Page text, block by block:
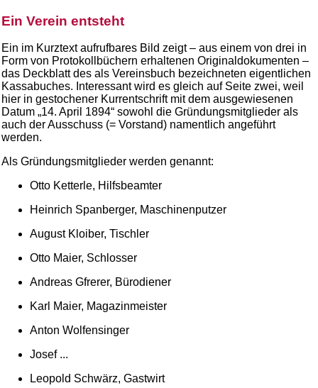
Ein Verein entsteht
Ein im Kurztext aufrufbares Bild zeigt – aus einem von drei in
Form von Protokollbüchern erhaltenen Originaldokumenten –
das Deckblatt des als Vereinsbuch bezeichneten eigentlichen
Kassabuches. Interessant wird es gleich auf Seite zwei, weil
hier in gestochener Kurrentschrift mit dem ausgewiesenen
Datum „14. April 1894“ sowohl die Gründungsmitglieder als
auch der Ausschuss (= Vorstand) namentlich angeführt
werden.
Als Gründungsmitglieder werden genannt:
Otto Ketterle, Hilfsbeamter
Heinrich Spanberger, Maschinenputzer
August Kloiber, Tischler
Otto Maier, Schlosser
Andreas Gfrerer, Bürodiener
Karl Maier, Magazinmeister
Anton Wolfensinger
Josef ...
Leopold Schwärz, Gastwirt